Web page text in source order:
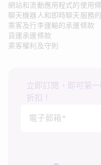
網站和流動應用程式的使用
聊天機器人和即時聊天服務
乘客及行李運輸的承運條款
貨運承運條款
乘客權利及守則
立即訂閱，即可第
折扣！
電子郵箱*